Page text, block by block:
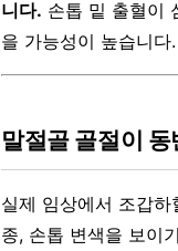
니다. 손톱 밑 출혈이
을 가능성이 높습니다.
말절골 골절이
실제 임상에서 조갑
종, 손톱 변색을 보이